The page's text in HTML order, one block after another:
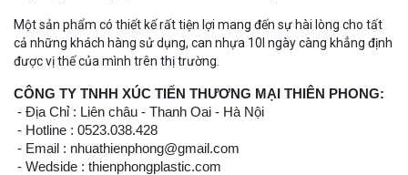
Một sản phẩm có thiết kế rất tiện lợi mang đến sự hài lòng cho tất
cả những khách hàng sử dụng, can nhựa 10l ngày càng khẳng định
được vị thế của mình trên thị trường.
CÔNG TY TNHH XÚC TIẾN THƯƠNG MẠI THIÊN PHONG:
- Địa Chỉ : Liên châu - Thanh Oai - Hà Nội
- Hotline : 0523.038.428
- Email : nhuathienphong@gmail.com
- Wedside : thienphongplastic.com